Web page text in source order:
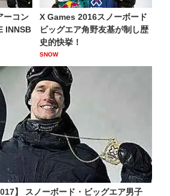
ーコン
INNSB
X Games 2016スノーボード
ビッグエア角野友基が制し歴
史的快挙！
SNOW
】 スノーボード・ビッグエア男子